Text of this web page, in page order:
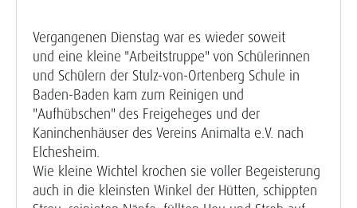
Vergangenen Dienstag war es wieder soweit
und eine kleine "Arbeitstruppe" von Schülerinnen
und Schülern der Stulz-von-Ortenberg Schule in
Baden-Baden kam zum Reinigen und
"Aufhübschen" des Freigeheges und der
Kaninchenhäuser des Vereins Animalta e.V. nach
Elchesheim.
Wie kleine Wichtel krochen sie voller Begeisterung
auch in die kleinsten Winkel der Hütten, schippten